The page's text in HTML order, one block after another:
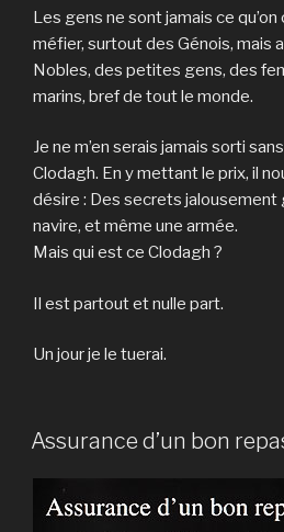
Les gens ne sont jamais ce
méfier, surtout des Génois, mais
Nobles, des petites gens, des
marins, bref de tout le monde.
Je ne m’en serais jamais sorti
Clodagh. En y mettant le prix, il
désire : Des secrets jalousement
navire, et même une armée.
Mais qui est ce Clodagh ?
Il est partout et nulle part.
Un jour je le tuerai.
Assurance d’un bon